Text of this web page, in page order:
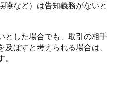
嚥など）は告知義務がないと
とした場合でも、取引の相手
ぼすと考えられる場合は、
。